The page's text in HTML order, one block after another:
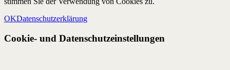
OKDatenschutzerklärung
Cookie- und Datenschutzeinstellungen